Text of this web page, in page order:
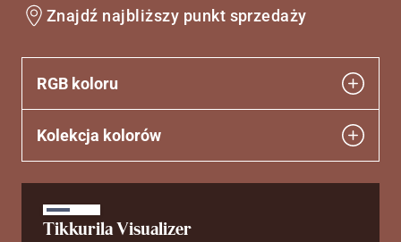
wishlist
Znajdź najbliższy punkt sprzedaży
RGB koloru
Kolekcja kolorów
Tikkurila Visualizer